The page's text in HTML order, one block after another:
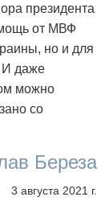
президента
от МВФ
но и для
И даже
можно
со
Береза
3 августа 2021 г.